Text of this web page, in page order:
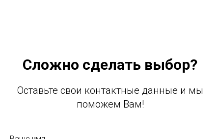
Сложно сделать выбор?
Оставьте свои контактные данные и мы
поможем Вам!